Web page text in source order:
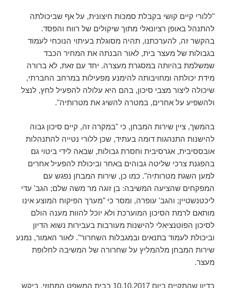
"ללורי קיים קושי בקבלת סמכות חיצונית, על אף שביכולתה
להתנהל באופן רציונאלי מתוך שיקולים של רווח והפסד.
בהקשר זה, להערכתנו, תהיה מסוגלת בעיתוי הנוכחי לעמוד
בגבולות של מעצר בית, לאור הבנתה את המחיר הכבד
שמשלמת בהיותה במסגרת מעצרה. יחד עם זאת, לא ברורה
מידת יכולתה ומחויבותה להימנע מפעילות במרחב החברתי,
שיכולה ליצור מצבי סיכון, בהם היא עלולה להפעיל לחץ, לנצל
ולהשפיע על אחרים, במטרה להשיג את מטרותיה".
בהמשך, ציין שירות המבחן, כי "במקרה זה, קיים סיכון גבוה
להישנות התנהגות דומה בעתיד, שכן ללורי נטייה להתנהלות
אובססיבית, אגרסיבית וחסרת גבולות, שבאה לידי ביטוי גם
בהפגנת צרכי שליטה גבוהים באחר וביכולת להפעיל אחרים
למען השגת מטרותיה". כמו כן, שירות המבחן נפגש עם
המפקחים שהציעה המשיבה: בן זוגה מר משה שלם; הגב' עדי
ליכטנשטיין; והגב' עופרה, ומסר כי "מערך הפיקוח המוצע אינו
מותאם לרמת הסיכון המוערכת ולא יוכל להוות מענה הולם
לסיכון הפוטנציאלי להישנות מעורבות בעבירות נשוא הדיון
וביכולת לעמוד בתנאים ובמגבלות השחרור". לאור האמור, נמנע
שירות המבחן מלהמליץ על שחרורה של המשיבה לחלופת
מעצר.
בדיון שהתקיים ביום 10.10.2017 בבית המשפט המחוזי, ביקש